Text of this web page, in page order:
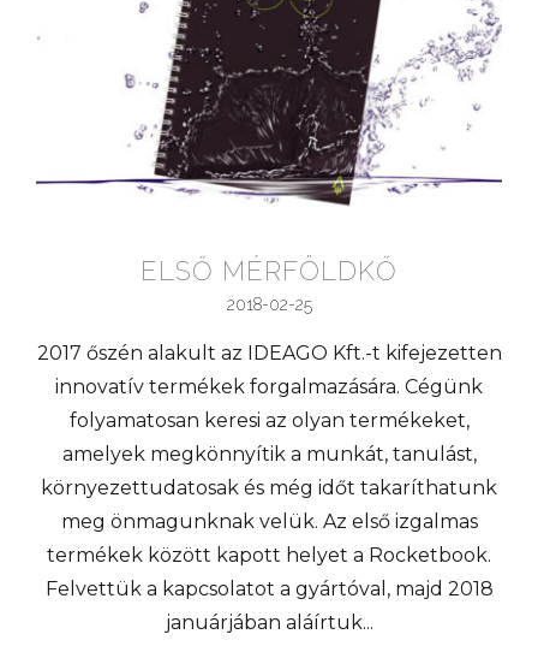
ELSŐ MÉRFÖLDKŐ
2018-02-25
2017 őszén alakult az IDEAGO Kft.-t kifejezetten
innovatív termékek forgalmazására. Cégünk
folyamatosan keresi az olyan termékeket,
amelyek megkönnyítik a munkát, tanulást,
környezettudatosak és még időt takaríthatunk
meg önmagunknak velük. Az első izgalmas
termékek között kapott helyet a Rocketbook.
Felvettük a kapcsolatot a gyártóval, majd 2018
januárjában aláírtuk...